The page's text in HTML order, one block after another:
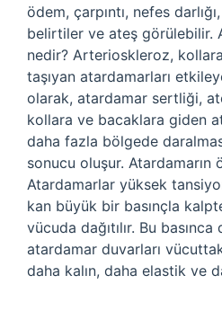
ödem, çarpıntı, nefes
belirtiler ve ateş görülebilir.
nedir? Arterioskleroz,
taşıyan atardamarları
olarak, atardamar sertliği,
kollara ve bacaklara giden
daha fazla bölgede
sonucu oluşur. Atardamarın
Atardamarlar yüksek
kan büyük bir basınçla
vücuda dağıtılır. Bu
atardamar duvarları
daha kalın, daha elastik ve